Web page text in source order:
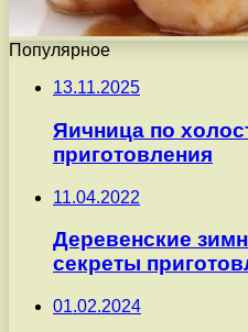
Популярное
13.11.2025
Яичница по
приготовления
11.04.2022
Деревенские
секреты
01.02.2024